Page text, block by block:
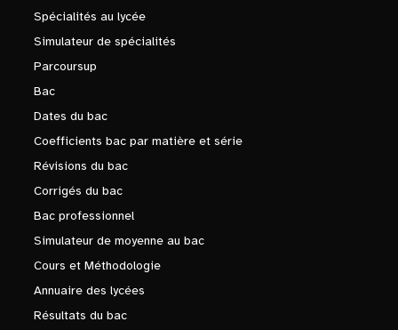
Spécialités au lycée
Simulateur de spécialités
Parcoursup
Bac
Dates du bac
Coefficients bac par matière et série
Révisions du bac
Corrigés du bac
Bac professionnel
Simulateur de moyenne au bac
Cours et Méthodologie
Annuaire des lycées
Résultats du bac